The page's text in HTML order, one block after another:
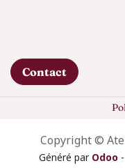
Contact
Copyright ©
Généré par Odoo